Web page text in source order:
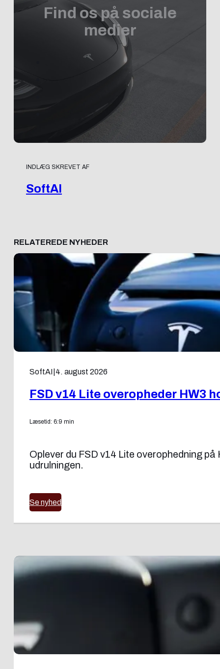
Find os på sociale
medier
INDLÆG SKREVET AF
SoftAI
RELATEREDE NYHEDER
SoftAI 4. august 2026
FSD v14 Lite overopheder HW3
Læsetid: 6:9 min
Oplever du FSD v14 Lite overophedning
udrulningen.
Se nyhed